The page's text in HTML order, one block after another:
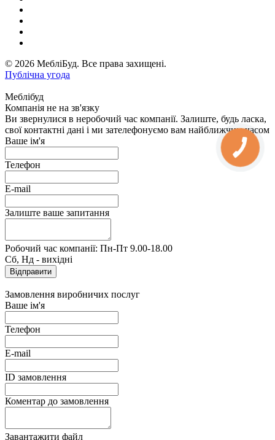
© 2026 МебліБуд. Все права захищені.
Публічна угода
Меблібуд
Компанія не на зв'язку
Ви звернулися в неробочий час компанії. Залиште, будь ласка,
свої контактні дані і ми зателефонуємо вам найближчим часом
Ваше ім'я
Телефон
E-mail
Залиште ваше запитання
Робочий час компанії: Пн-Пт 9.00-18.00
Сб, Нд - вихідні
Замовлення виробничих послуг
Ваше ім'я
Телефон
E-mail
ID замовлення
Коментар до замовлення
Завантажити файл